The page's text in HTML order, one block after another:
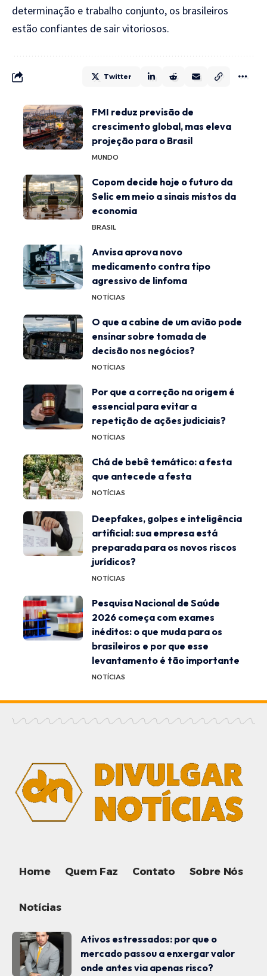
determinação e trabalho conjunto, os brasileiros
estão confiantes de sair vitoriosos.
Twitter
FMI reduz previsão de
crescimento global, mas eleva
projeção para o Brasil
MUNDO
Copom decide hoje o futuro da
Selic em meio a sinais mistos da
economia
BRASIL
Anvisa aprova novo
medicamento contra tipo
agressivo de linfoma
NOTÍCIAS
O que a cabine de um avião pode
ensinar sobre tomada de
decisão nos negócios?
NOTÍCIAS
Por que a correção na origem é
essencial para evitar a
repetição de ações judiciais?
NOTÍCIAS
Chá de bebê temático: a festa
que antecede a festa
NOTÍCIAS
Deepfakes, golpes e inteligência
artificial: sua empresa está
preparada para os novos riscos
jurídicos?
NOTÍCIAS
Pesquisa Nacional de Saúde
2026 começa com exames
inéditos: o que muda para os
brasileiros e por que esse
levantamento é tão importante
NOTÍCIAS
Home Quem Faz Contato Sobre Nós
Notícias
Ativos estressados: por que o
mercado passou a enxergar valor
onde antes via apenas risco?